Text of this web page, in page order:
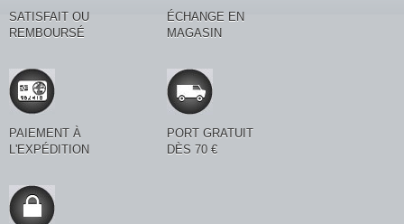
SATISFAIT OU
REMBOURSÉ
ÉCHANGE EN
MAGASIN
PAIEMENT À
L'EXPÉDITION
PORT GRATUIT
DÈS 70 €